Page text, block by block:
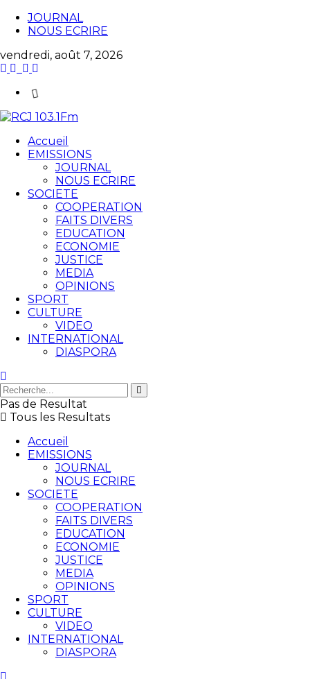
JOURNAL
NOUS ECRIRE
vendredi, août 7, 2026
Accueil
EMISSIONS
JOURNAL
NOUS ECRIRE
SOCIETE
COOPERATION
FAITS DIVERS
EDUCATION
ECONOMIE
JUSTICE
MEDIA
OPINIONS
SPORT
CULTURE
VIDEO
INTERNATIONAL
DIASPORA
Pas de Resultat
Tous les Resultats
Accueil
EMISSIONS
JOURNAL
NOUS ECRIRE
SOCIETE
COOPERATION
FAITS DIVERS
EDUCATION
ECONOMIE
JUSTICE
MEDIA
OPINIONS
SPORT
CULTURE
VIDEO
INTERNATIONAL
DIASPORA